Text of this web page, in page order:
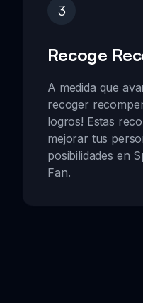
3
Recoge
A medida que
recoger
logros! Estas
mejorar tus
posibilidades en
Fan.